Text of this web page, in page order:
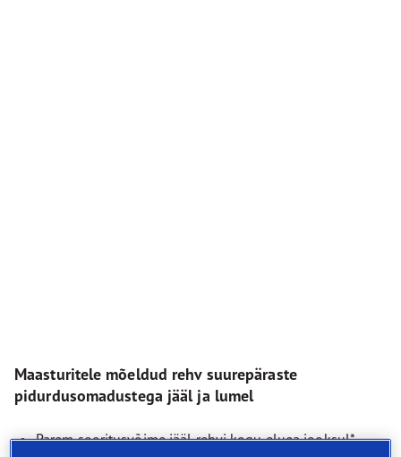
Maasturitele mõeldud rehv suurepäraste
pidurdusomadustega jääl ja lumel
Parem sooritusvõime jääl rehvi kogu eluea jooksul*